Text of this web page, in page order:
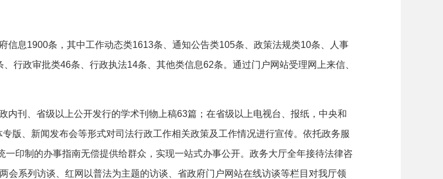
信息1900条，其中工作动态类1613条、通知公告类105条、政策法规类10条、人事
、行政审批类46条、行政执法14条、其他类信息62条。通过门户网站受理网上来信、
内刊、省级以上公开发行的学术刊物上稿63篇；在省级以上电视台、报纸，中央和
版、新闻发布会等形式对司法行政工作相关政策及工作情况进行宣传。依托政务服
印制的办事指南无偿提供给群众，实现一站式办事公开。政务大厅全年接待法律咨
会系列访谈、红网以普法为主题的访谈、省政府门户网站在线访谈等栏目对我厅领